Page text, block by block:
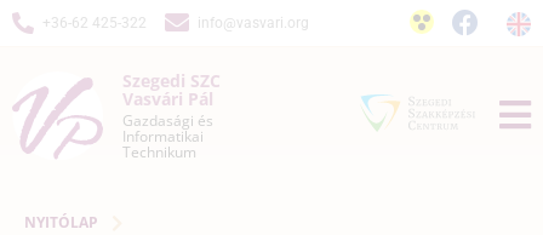
+36-62 425-322 info@vasvari.org
Szegedi SZC
Vasvári Pál
Gazdasági és
Informatikai
Technikum
NYITÓLAP